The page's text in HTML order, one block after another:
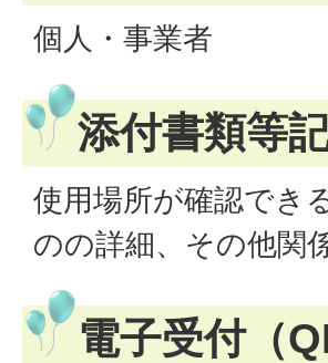
個人・事業者
添付書類等
使用場所が確認でき
のの詳細、その他関
電子受付（